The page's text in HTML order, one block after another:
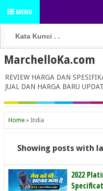
MENU
MarchelloKa.com
REVIEW HARGA DAN
JUAL DAN HARGA BARU
Home » India
Showing posts with
2022